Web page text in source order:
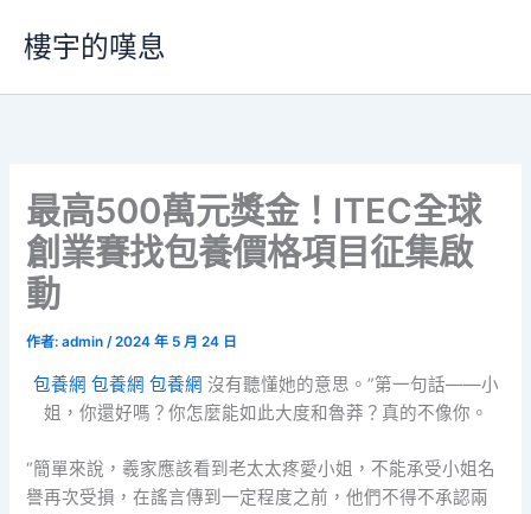
要
樓宇的嘆息
最高500萬元獎金！ITEC全球
創業賽找包養價格項目征集啟
動
作者:admin/2024 年 5 月 24 日
包養網 包養網 包養網 沒有聽懂她的意思。”第一句話——小
姐，你還好嗎？你怎麼能如此大度和魯莽？真的不像你。
“簡單來說，羲家應該看到老太太疼愛小姐，不能承受小姐名
譽再次受損，在謠言傳到一定程度之前，他們不得不承認兩